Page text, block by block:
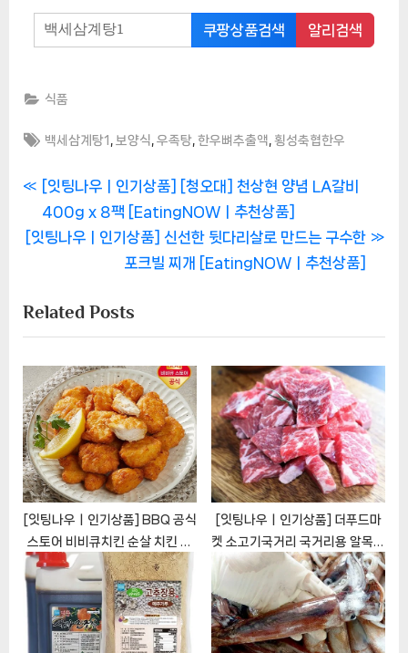
쿠팡상품검색 알리검색
식품
Tags:
백세삼계탕1 보양식 ,우족탕 ,한우뼈추출액 횡성축협한우
글
탐
P
r
e
o
u
s
P
o
s
t
:
[잇팅나우ㅣ인기상품] [청오대] 천상현 양념 LA갈비
400g x 8팩 [EatingNOWㅣ추천상품]
N
t
P
o
s
t
:
[잇팅나우ㅣ인기상품] 신선한 뒷다리살로 만드는 구수한
포크빌 찌개 [EatingNOWㅣ추천상품]
Related Posts
[잇팅나우ㅣ인기상품] BBQ 공식
스토어 비비큐치킨 순살 치킨 강
정 5팩 [EatingNOWㅣ추천상
품]
[잇팅나우ㅣ인기상품] 더푸드마
켓 소고기국거리 국거리용 알목심
냉동 400g [EatingNOWㅣ추
천상품]